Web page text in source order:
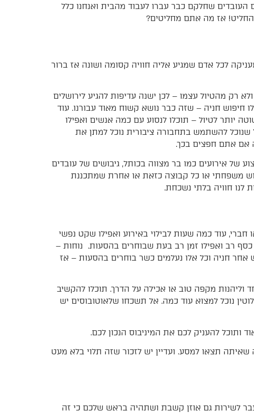
העובדים שחלקם כבר עברו לעבוד מהבית ואנחנו כלל
אז מה אתם מחליטים?
לכל אדם שמגיע אליה חוויה קסומה ושונה אז ברור
רק מהטיול עצמו – לכן ישנה עדיפות להגיע לירושלים
חיפוש חניה – שזה כבר נושא קשוח מאוד עבורנו. עוד
יותר לטיול – תוכלו לנסוע עם כמה אנשים ואפילו
שנוכל להשתמש בתחבורה ציבורית נוכל למתן את
אם אתם חפצים בכך.
של אירועים כמו בר מצווה בכותל, גיבושים של עובדים
משפחתי או כל קבוצה כזאת או אחרת שמתכננת
לנו חוויה בלתי נשכחת.
חברי, עוד כמה שעות לבילוי באירוע ואפילו שקט נפשי
כסף רב ואפילו זמן רב בעת שבוחרים בהסעות. נוחות –
אחר חניה וכל אלו נעלמים כשר בוחרים בהסעות – אז
וליהנות מקפה טוב או אכילה על הדרך. תוכלו להקשיב
נוכל למצוא עוד כמה. אל תשכחו שלאוטובוסים יש
להעניק לכם את המיניבוס הנכון לכם.
תצאו למסע. ועדיין יש לזכור שזה תלוי בלא מעט
לשירות גם אוזן קשבת ושתהיה בראש שלכם כי זה